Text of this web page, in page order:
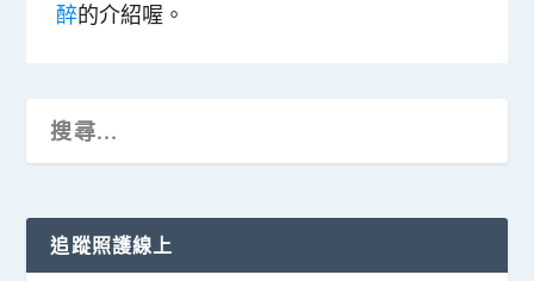
醉的介紹喔。
追蹤照護線上